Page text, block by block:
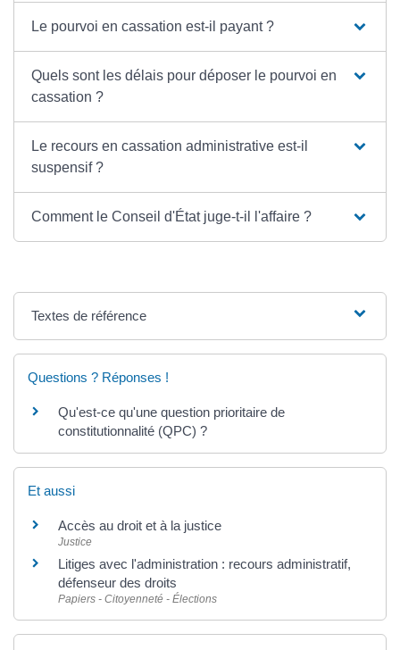
Le pourvoi en cassation est-il payant ?
Quels sont les délais pour déposer le pourvoi en
cassation ?
Le recours en cassation administrative est-il
suspensif ?
Comment le Conseil d'État juge-t-il l'affaire ?
Textes de référence
Questions ? Réponses !
Qu'est-ce qu'une question prioritaire de
constitutionnalité (QPC) ?
Et aussi
Accès au droit et à la justice
Justice
Litiges avec l'administration : recours administratif,
défenseur des droits
Papiers - Citoyenneté - Élections